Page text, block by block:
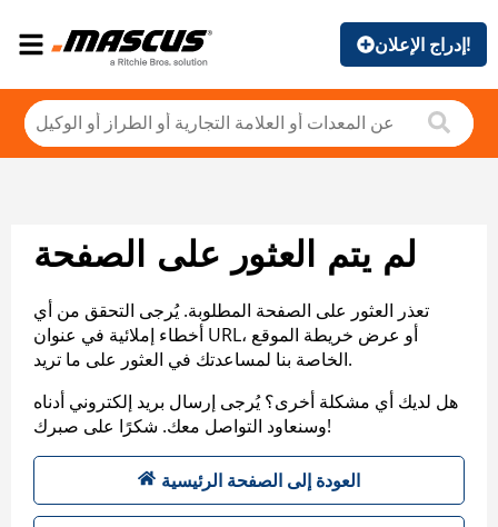
إدراج الإعلان!
لم يتم العثور على الصفحة
تعذر العثور على الصفحة المطلوبة. يُرجى التحقق من أي
أخطاء إملائية في عنوان URL، أو عرض خريطة الموقع
الخاصة بنا لمساعدتك في العثور على ما تريد.
هل لديك أي مشكلة أخرى؟ يُرجى إرسال بريد إلكتروني أدناه
وسنعاود التواصل معك. شكرًا على صبرك!
العودة إلى الصفحة الرئيسية